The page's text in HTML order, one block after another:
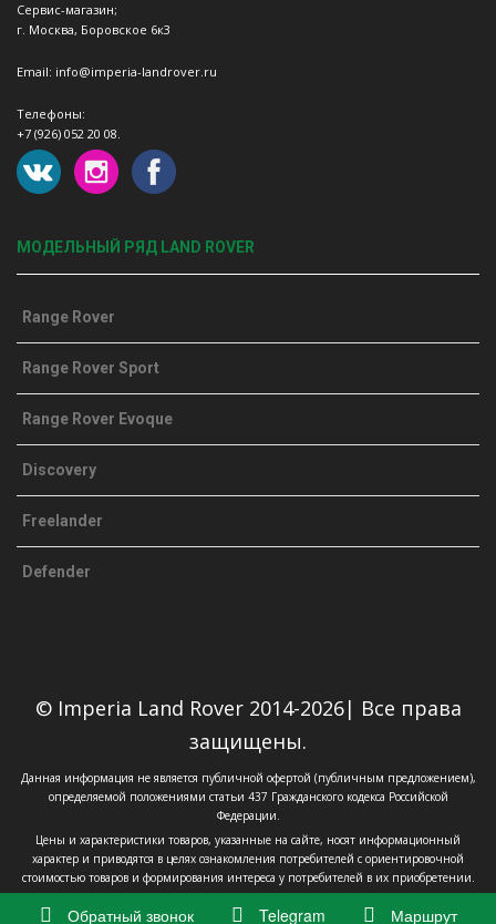
Сервис-магазин;
г. Москва, Боровское 6к3
Email: info@imperia-landrover.ru
Телефоны:
+7 (926) 052 20 08.
МОДЕЛЬНЫЙ РЯД LAND ROVER
Range Rover
Range Rover Sport
Range Rover Evoque
Discovery
Freelander
Defender
© Imperia Land Rover 2014-2026| Все права
защищены.
Данная информация не является публичной офертой (публичным предложением),
определяемой положениями статьи 437 Гражданского кодекса Российской
Федерации.
Цены и характеристики товаров, указанные на сайте, носят информационный
характер и приводятся в целях ознакомления потребителей с ориентировочной
стоимостью товаров и формирования интереса у потребителей в их приобретении.
Обратный звонок Telegram Маршрут